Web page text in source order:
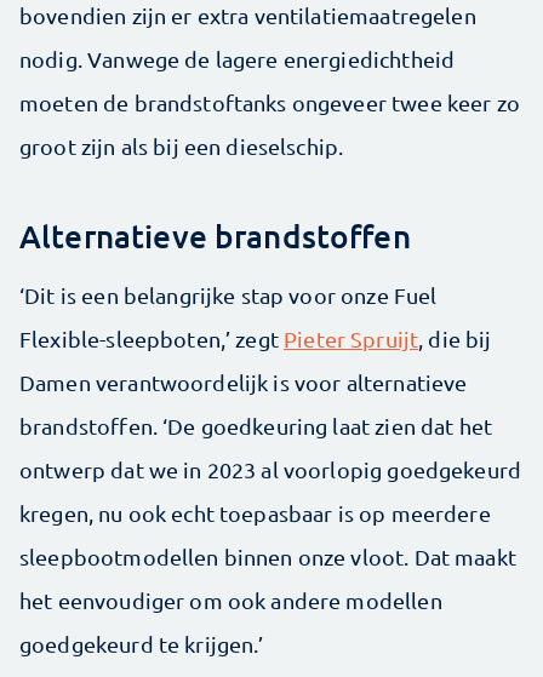
bovendien zijn er extra ventilatiemaatregelen
nodig. Vanwege de lagere energiedichtheid
moeten de brandstoftanks ongeveer twee keer zo
groot zijn als bij een dieselschip.
Alternatieve brandstoffen
‘Dit is een belangrijke stap voor onze Fuel
Flexible-sleepboten,’ zegt Pieter Spruijt, die bij
Damen verantwoordelijk is voor alternatieve
brandstoffen. ‘De goedkeuring laat zien dat het
ontwerp dat we in 2023 al voorlopig goedgekeurd
kregen, nu ook echt toepasbaar is op meerdere
sleepbootmodellen binnen onze vloot. Dat maakt
het eenvoudiger om ook andere modellen
goedgekeurd te krijgen.’